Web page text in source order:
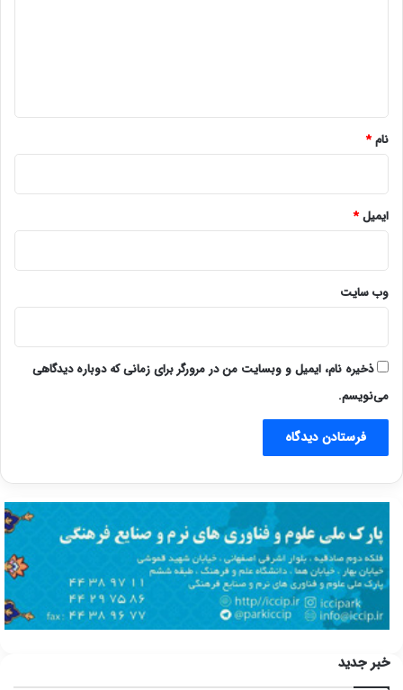
نام*
ایمیل*
وب‌ سایت
ذخیره نام، ایمیل و وبسایت من در مرورگر برای زمانی که دوباره دیدگاهی
می‌نویسم.
خبر جدید